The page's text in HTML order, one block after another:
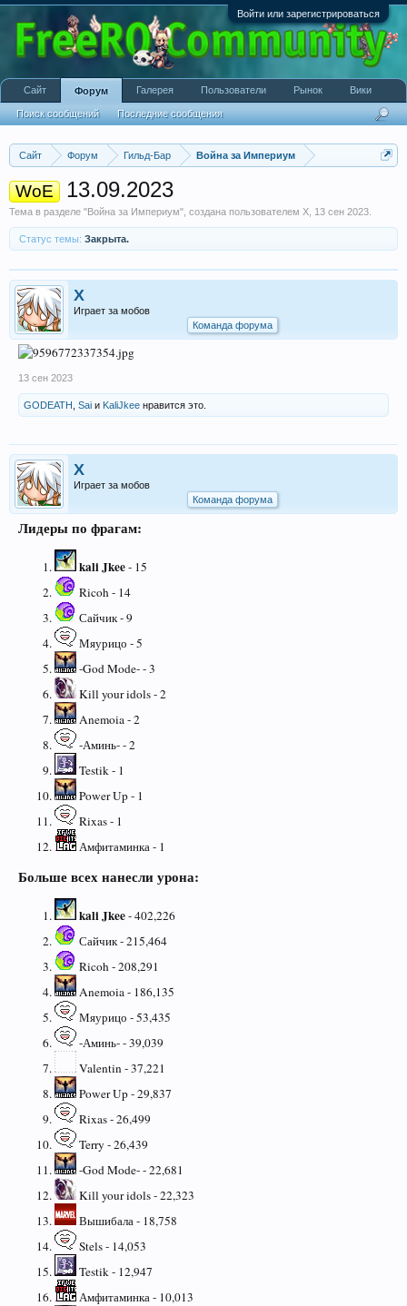
Войти или зарегистрироваться
Сайт Форум Гильд-Бар Война за Империум
WoE 13.09.2023
Тема в разделе "Война за Империум", создана пользователем X 13 сен 2023
Статус темы: Закрыта.
X
Играет за мобов
Команда форума
13 сен 2023
GODEATH Sai и KaliJkee нравится это.
X
Играет за мобов
Команда форума
Лидеры по фрагам:
kali Jkee- 15
Ricoh - 14
Сайчик - 9
Мяурицо - 5
-God Mode- - 3
Kill your idols - 2
Anemoia - 2
-Аминь- - 2
Testik - 1
Power Up - 1
Rixas - 1
Амфитаминка - 1
Больше всех нанесли урона:
kali Jkee- 402,226
Сайчик - 215,464
Ricoh - 208,291
Anemoia - 186,135
Мяурицо - 53,435
-Аминь- - 39,039
Valentin - 37,221
Power Up - 29,837
Rixas - 26,499
Terry - 26,439
-God Mode- - 22,681
Kill your idols - 22,323
Вышибала - 18,758
Stels - 14,053
Testik - 12,947
Амфитаминка - 10,013
Сайт Форум
Поиск сообщений Последние сообщения
Галерея Пользователи Рынок Вики